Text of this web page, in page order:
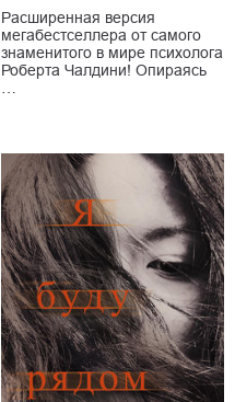
Расширенная версия
мегабестселлера от самого
знаменитого в мире психолога
Роберта Чалдини! Опираясь
…